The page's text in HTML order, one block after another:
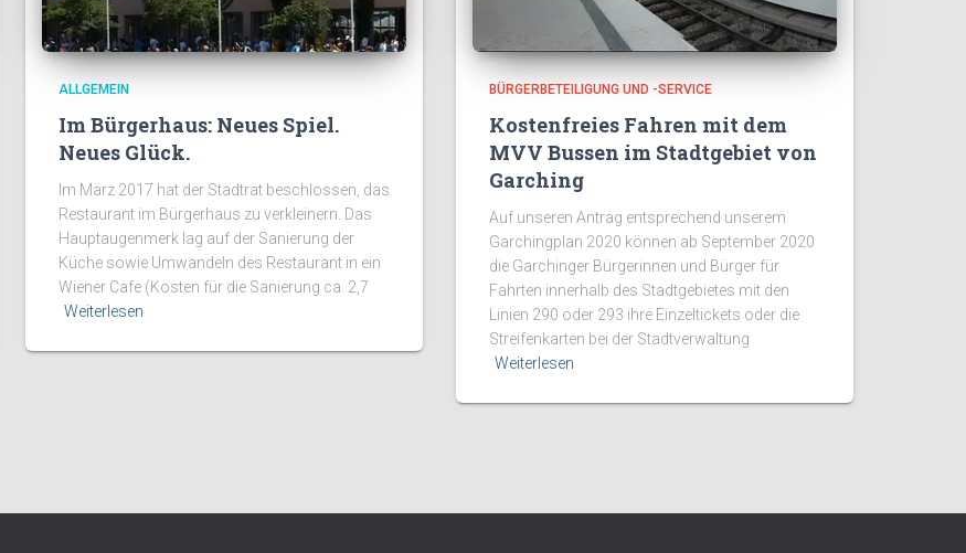
ALLGEMEIN
Im Bürgerhaus: Neues Spiel.
Neues Glück.
Im März 2017 hat der Stadtrat beschlossen, das
Restaurant im Bürgerhaus zu verkleinern. Das
Hauptaugenmerk lag auf der Sanierung der
Küche sowie Umwandeln des Restaurant in ein
Wiener Cafe (Kosten für die Sanierung ca. 2,7
Weiterlesen
BÜRGERBETEILIGUNG UND -SERVICE
Kostenfreies Fahren mit dem
MVV Bussen im Stadtgebiet von
Garching
Auf unseren Antrag entsprechend unserem
Garchingplan 2020 können ab September 2020
die Garchinger Bürgerinnen und Bürger für
Fahrten innerhalb des Stadtgebietes mit den
Linien 290 oder 293 ihre Einzeltickets oder die
Streifenkarten bei der Stadtverwaltung
Weiterlesen